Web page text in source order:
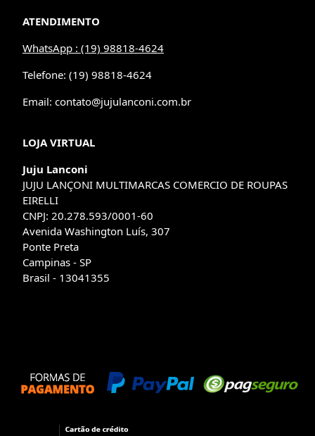
ATENDIMENTO
WhatsApp : (19) 98818-4624
Telefone: (19) 98818-4624
Email: contato@jujulanconi.com.br
LOJA VIRTUAL
Juju Lanconi
JUJU LANÇONI MULTIMARCAS COMERCIO DE ROUPAS
EIRELLI
CNPJ: 20.278.593/0001-60
Avenida Washington Luís, 307
Ponte Preta
Campinas - SP
Brasil - 13041355